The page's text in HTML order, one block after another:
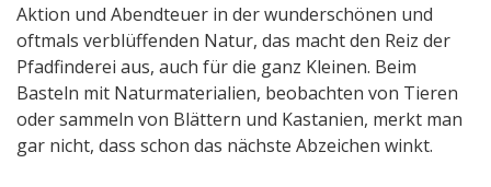
Aktion und Abendteuer in der wunderschönen und
oftmals verblüffenden Natur, das macht den Reiz der
Pfadfinderei aus, auch für die ganz Kleinen. Beim
Basteln mit Naturmaterialien, beobachten von Tieren
oder sammeln von Blättern und Kastanien, merkt man
gar nicht, dass schon das nächste Abzeichen winkt.